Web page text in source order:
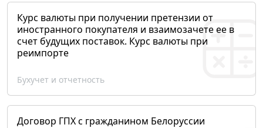
Курс валюты при получении претензии от
иностранного покупателя и взаимозачете ее в
счет будущих поставок. Курс валюты при
реимпорте
Бухучет и отчетность
Договор ГПХ с гражданином Белоруссии